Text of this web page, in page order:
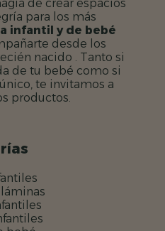
de crear espacios
para los más
infantil y de bebé
desde los
nacido . Tanto si
de tu bebé como si
te invitamos a
productos.